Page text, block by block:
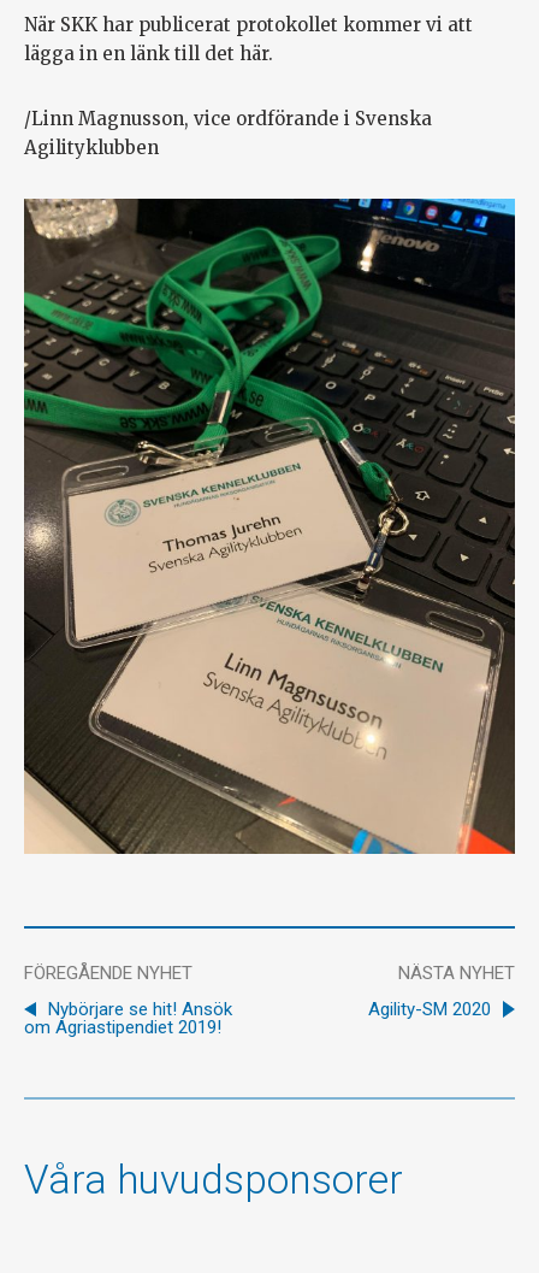
När SKK har publicerat protokollet kommer vi att
lägga in en länk till det här.
/Linn Magnusson, vice ordförande i Svenska
Agilityklubben
FÖREGÅENDE NYHET
Nybörjare se hit! Ansök
om Agriastipendiet 2019!
NÄSTA NYHET
Agility-SM 2020
Våra huvudsponsorer